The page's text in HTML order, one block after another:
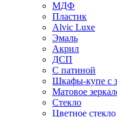
МДФ
Пластик
Alvic Luxe
Эмаль
Акрил
ДСП
С патиной
Шкафы-купе с
Матовое
Стекло
Цветное стекло